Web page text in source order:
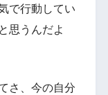
で行動してい
思うんだよ
さ、今の自分